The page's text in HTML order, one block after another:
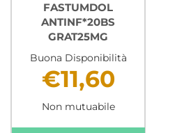
FASTUMDOL
ANTINF*20BS
GRAT25MG
Buona Disponibilità
€11,60
Non mutuabile